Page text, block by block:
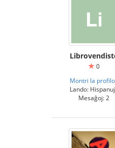
0
Montri la
Lando:
Mesaĝoj: 2